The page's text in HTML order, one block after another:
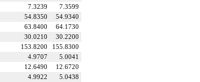
7.3599
7.3239
54.9340
54.8350
64.1730
63.8400
30.2200
30.0210
155.8300
153.8200
5.0041
4.9707
12.6720
12.6490
5.0438
4.9922